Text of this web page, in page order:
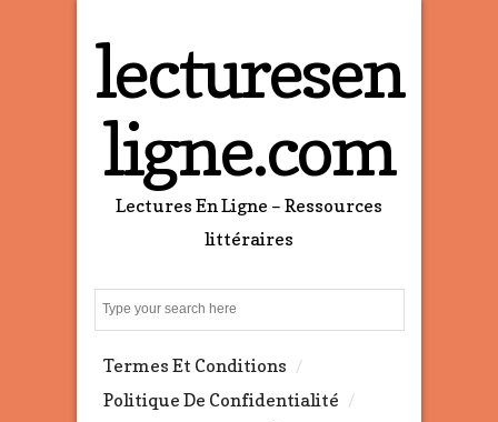
lecturesen
ligne.com
Lectures En Ligne – Ressources
littéraires
e
Termes Et Conditions
Politique De Confidentialité